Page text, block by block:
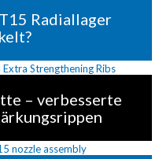
Radiallager
– verbesserte